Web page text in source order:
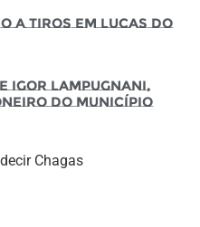
a tiros em Lucas do
Igor Lampugnani,
do município
Chagas